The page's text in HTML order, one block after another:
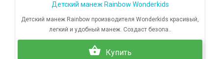
Детский манеж Rainbow Wonderkids
Детский манеж Rainbow производителя Wonderkids красивый,
легкий и удобный манеж. Создаст безопа..
Купить